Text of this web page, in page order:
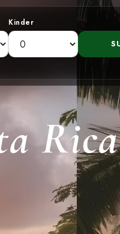
Kinder
Rica